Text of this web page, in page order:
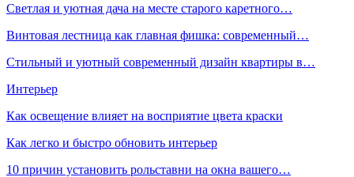
Светлая и уютная дача на месте старого каретного…
Винтовая лестница как главная фишка: современный…
Стильный и уютный современный дизайн квартиры в…
Интерьер
Как освещение влияет на восприятие цвета краски
Как легко и быстро обновить интерьер
10 причин установить рольставни на окна вашего…